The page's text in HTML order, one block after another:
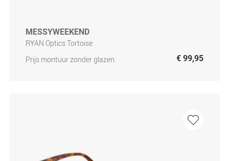
MESSYWEEKEND
RYAN Optics Tortoise
Prijs montuur zonder glazen
€ 99,95